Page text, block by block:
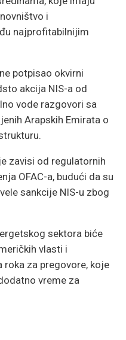
i
najprofitabilnijim
potpisao okvirni
akcija NIS-a od
vode razgovori sa
Arapskih Emirata o
zavisi od regulatornih
OFAC-a, budući da su
sankcije NIS-u zbog
sektora biće
vlasti i
za pregovore, koje
vreme za